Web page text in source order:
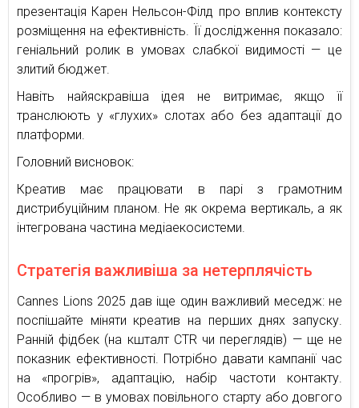
презентація Карен Нельсон-Філд про вплив контексту
розміщення на ефективність. Її дослідження показало:
геніальний ролик в умовах слабкої видимості — це
злитий бюджет.
Навіть найяскравіша ідея не витримає, якщо її
транслюють у «глухих» слотах або без адаптації до
платформи.
Головний висновок:
Креатив має працювати в парі з грамотним
дистрибуційним планом. Не як окрема вертикаль, а як
інтегрована частина медіаекосистеми.
Стратегія важливіша за нетерплячість
Cannes Lions 2025 дав іще один важливий меседж: не
поспішайте міняти креатив на перших днях запуску.
Ранній фідбек (на кшталт CTR чи переглядів) — ще не
показник ефективності. Потрібно давати кампанії час
на «прогрів», адаптацію, набір частоти контакту.
Особливо — в умовах повільного старту або довгого